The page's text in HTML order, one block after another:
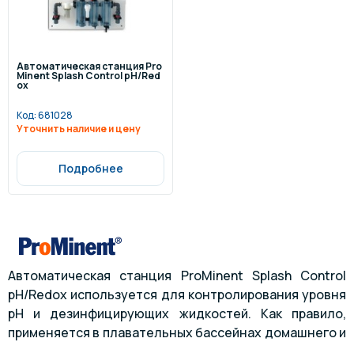
Автоматическая станция Pro
Minent Splash Control pH/Red
ox
Код:681028
Уточнить наличие и цену
Подробнее
Автоматическая станция ProMinent Splash Control
pH/Redox используется для контролирования уровня
pH и дезинфицирующих жидкостей. Как правило,
применяется в плавательных бассейнах домашнего и